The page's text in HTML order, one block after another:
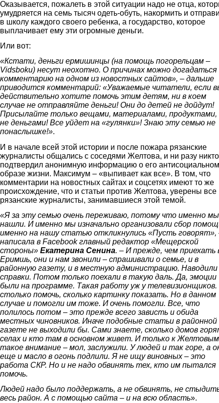
Оказывается, пожалеть в этой ситуации надо не отца,
умудряется на семь тысяч одеть-обуть, накормить и
в школу каждого своего ребенка, а государство, которое
выплачивает ему эти огромные деньги.
Или вот:
«Кстати, деньги ермишинцы (на помощь погорельцам –
Vidsboku) несут неохотно. О причинах можно догадаться
комментарию на одном из новостных сайтов», – дальше
приводится комментарий: «Уважаемые читатели, если
действительно хотите помочь этим детям, ни в коем
случае не отправляйте деньги! Они до детей не дойдут!
Присылайте только вещами, материалами, продуктами,
не деньгами! Все уйдет на «гулянки»! Знаю эту семью не
понаслышке!».
И в начале всей этой истории и после пожара рязанские
журналисты общались с соседями Желтова, и ни разу
подтвердил анонимную информацию о его антисоциальном
образе жизни. Максимум – «выпивает как все». В том, что
комментарии на новостных сайтах и соцсетях имеют то же
происхождение, что и статьи против Желтова, уверены все
рязанские журналисты, занимавшиеся этой темой.
«Я за эту семью очень переживаю, потому что именно
нашли. И именно мы изначально организовали сбор
именно на нашу статью откликнулись «Пусть говорят»,
написала в Facebook главный редактор «Мещерской
стороны» Екатерина Сенина. – И прежде, чем приехать
Еримшь, они и нам звонили – спрашивали о семье, и в
районную газету, и в местную администрацию. Наводили
справки. Потом только поехали в такую даль. Да, эмоции
были на программе. Такая работу уж у
столько помочь, сколько картинку показать. Но в данном
случае и помогли им тоже. И очень помогли. Все, что
полилось потом – это прежде всего зависть и обида
местных чиновников. Иначе подобные статьи в районной
газете не выходили бы. Сами знаете, сколько домов
селах и кто там в основном живет. И только к Желтовым
такое внимание – мол, заслужили. У людей и так горе, а
еще и масло в огонь подлили. Я не ищу виновных – это
работа СКР. Но и не надо обвинять тех, кто им пытался
помочь.
Людей надо было поддержать, а не обвинять, не
весь район. А с помощью сайта – и на всю область».